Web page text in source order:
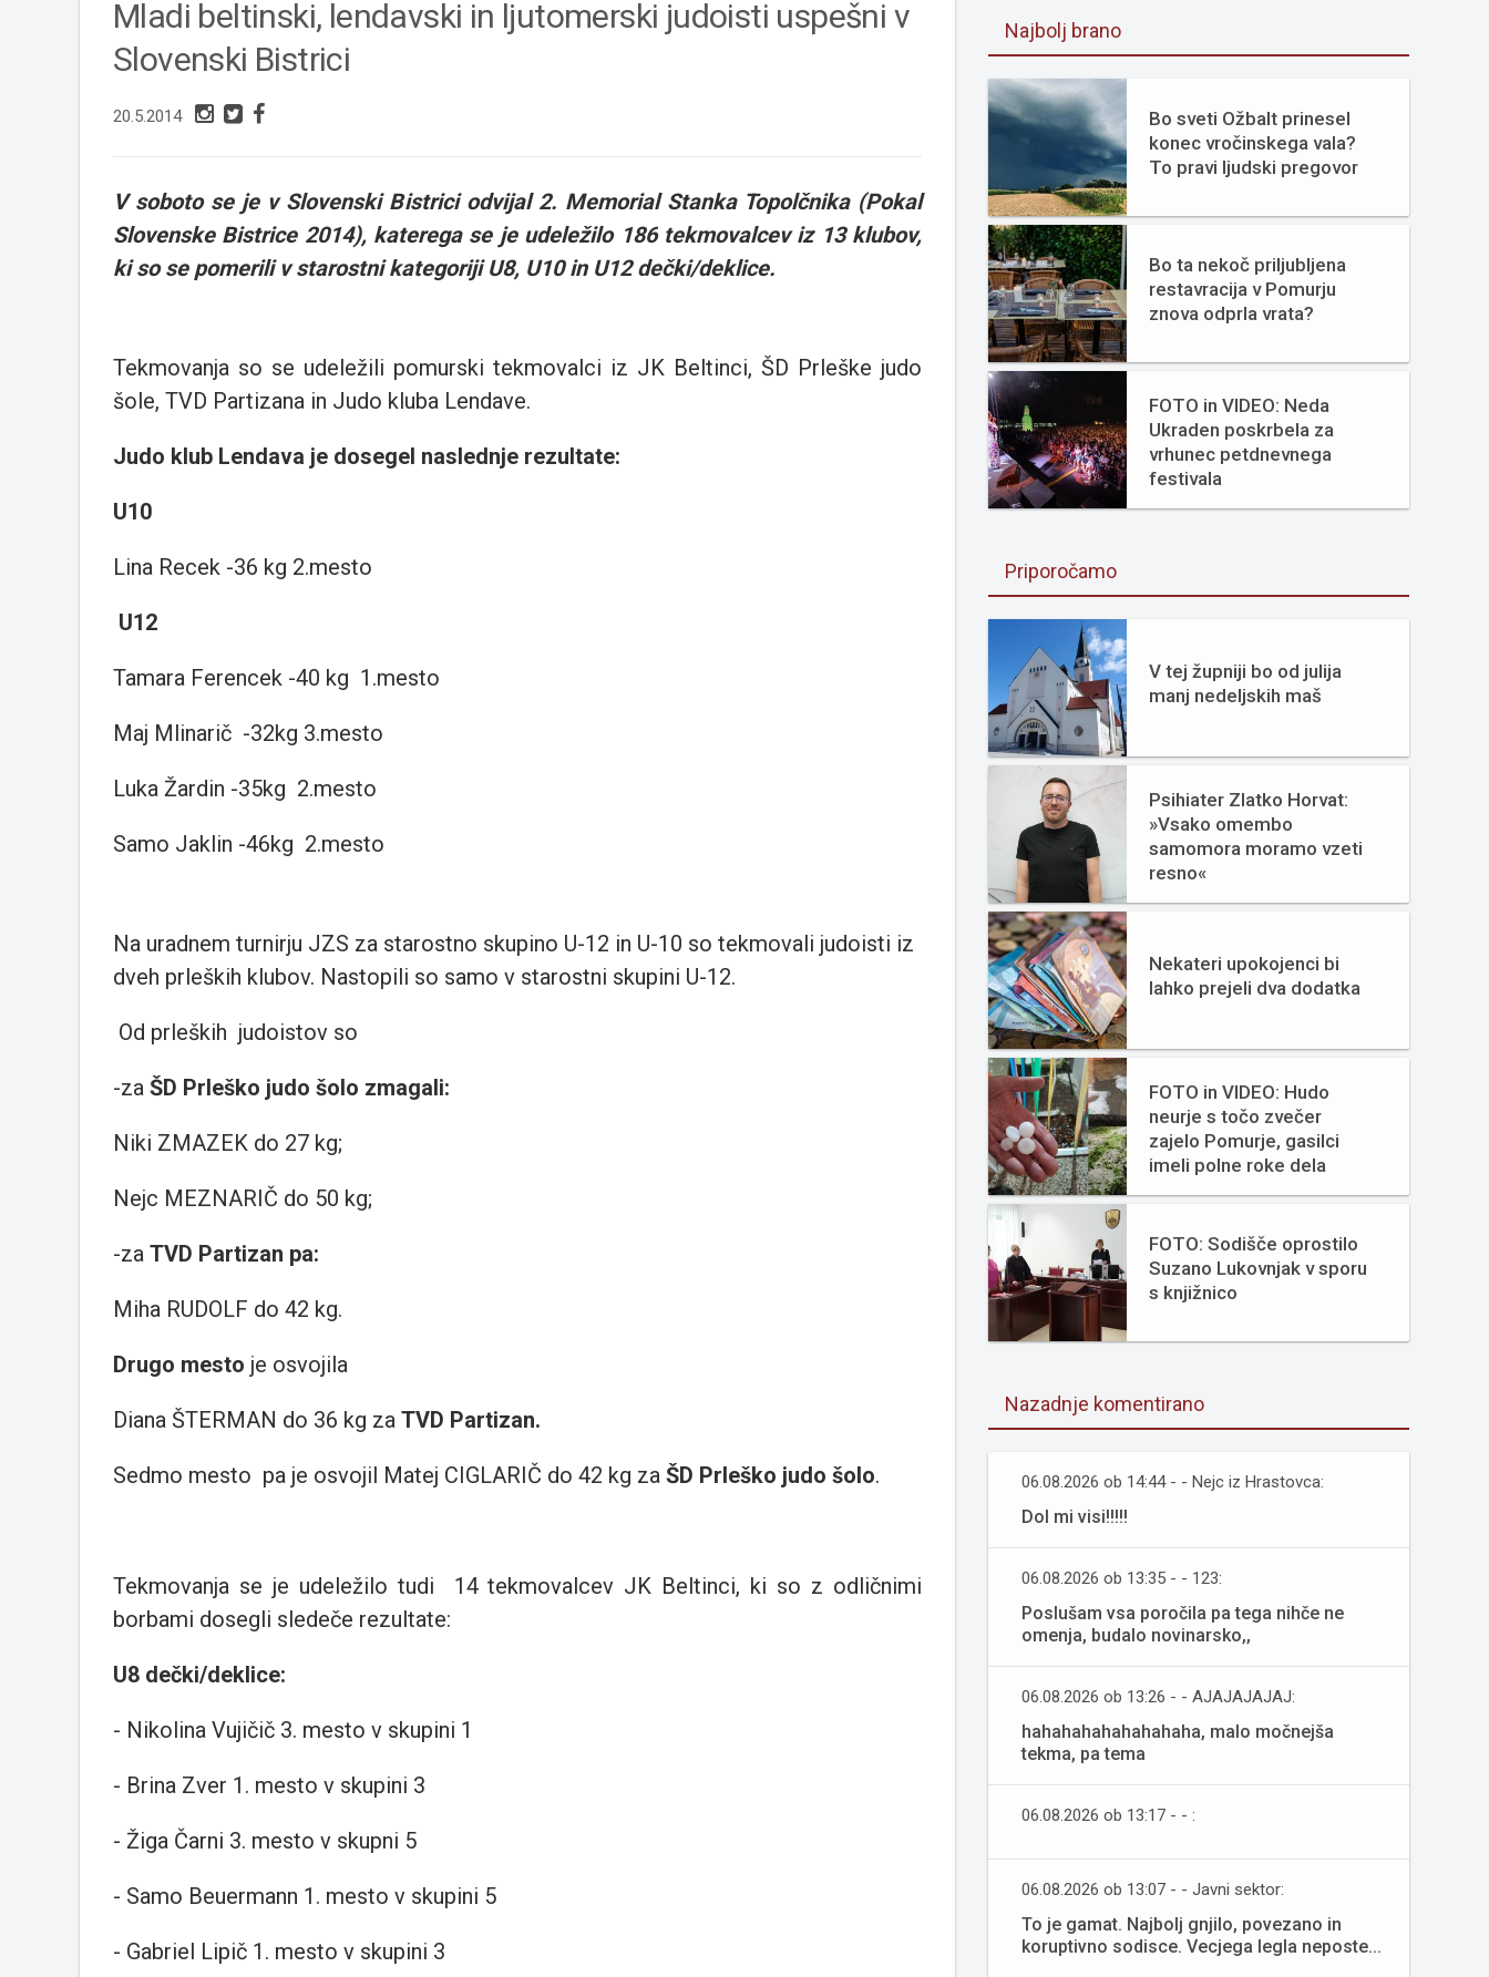
Mladi beltinski, lendavski in ljutomerski judoisti uspešni v
Slovenski Bistrici
20.5.2014
V soboto se je v Slovenski Bistrici odvijal 2. Memorial Stanka Topolčnika (Pokal
Slovenske Bistrice 2014), katerega se je udeležilo 186 tekmovalcev iz 13 klubov,
ki so se pomerili v starostni kategoriji U8, U10 in U12 dečki/deklice.
Tekmovanja so se udeležili pomurski tekmovalci iz JK Beltinci, ŠD Prleške judo
šole, TVD Partizana in Judo kluba Lendave.
Judo klub Lendava je dosegel naslednje rezultate:
U10
Lina Recek -36 kg 2.mesto
U12
Tamara Ferencek -40 kg 1.mesto
Maj Mlinarič -32kg 3.mesto
Luka Žardin -35kg 2.mesto
Samo Jaklin -46kg 2.mesto
Na uradnem turnirju JZS za starostno skupino U-12 in U-10 so tekmovali judoisti iz
dveh prleških klubov. Nastopili so samo v starostni skupini U-12.
Od prleških judoistov so
-za ŠD Prleško judo šolo zmagali:
Niki ZMAZEK do 27 kg;
Nejc MEZNARIČ do 50 kg;
-za TVD Partizan pa:
Miha RUDOLF do 42 kg.
Drugo mesto je osvojila
Diana ŠTERMAN do 36 kg za TVD Partizan.
Sedmo mesto pa je osvojil Matej CIGLARIČ do 42 kg za ŠD Prleško judo šolo.
Tekmovanja se je udeležilo tudi 14 tekmovalcev JK Beltinci, ki so z odličnimi
borbami dosegli sledeče rezultate:
U8 dečki/deklice:
- Nikolina Vujičič 3. mesto v skupini 1
- Brina Zver 1. mesto v skupini 3
- Žiga Čarni 3. mesto v skupni 5
- Samo Beuermann 1. mesto v skupini 5
- Gabriel Lipič 1. mesto v skupini 3
Najbolj brano
Bo sveti Ožbalt prinesel
konec vročinskega vala?
To pravi ljudski pregovor
Bo ta nekoč priljubljena
restavracija v Pomurju
znova odprla vrata?
FOTO in VIDEO: Neda
Ukraden poskrbela za
vrhunec petdnevnega
festivala
Priporočamo
V tej župniji bo od julija
manj nedeljskih maš
Psihiater Zlatko Horvat:
»Vsako omembo
samomora moramo vzeti
resno«
Nekateri upokojenci bi
lahko prejeli dva dodatka
FOTO in VIDEO: Hudo
neurje s točo zvečer
zajelo Pomurje, gasilci
imeli polne roke dela
FOTO: Sodišče oprostilo
Suzano Lukovnjak v sporu
s knjižnico
Nazadnje komentirano
06.08.2026 ob 14:44 - - Nejc iz Hrastovca:
Dol mi visi!!!!!
06.08.2026 ob 13:35 - - 123:
Poslušam vsa poročila pa tega nihče ne
omenja, budalo novinarsko,,
06.08.2026 ob 13:26 - - AJAJAJAJAJ:
hahahahahahahahaha, malo močnejša
tekma, pa tema
06.08.2026 ob 13:17 - - :
06.08.2026 ob 13:07 - - Javni sektor:
To je gamat. Najbolj gnjilo, povezano in
koruptivno sodisce. Vecjega legla neposte...